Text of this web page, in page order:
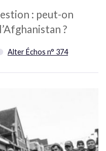
: peut-on
?
Alter Échos n° 374